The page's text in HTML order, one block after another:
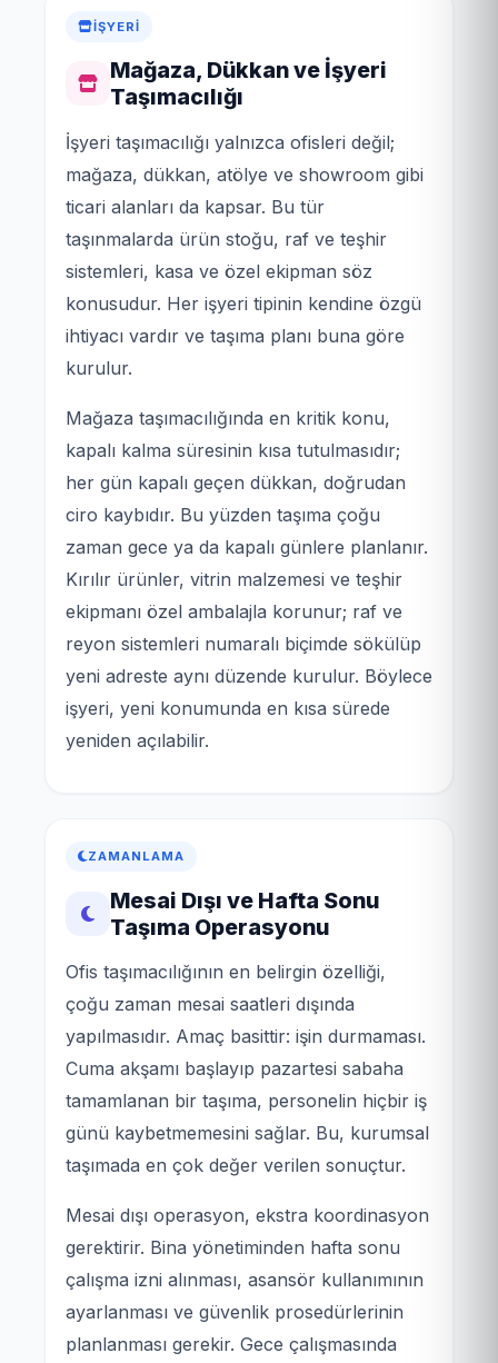
İŞYERI
Mağaza, Dükkan ve İşyeri
Taşımacılığı
İşyeri taşımacılığı yalnızca ofisleri değil;
mağaza, dükkan, atölye ve showroom gibi
ticari alanları da kapsar. Bu tür
taşınmalarda ürün stoğu, raf ve teşhir
sistemleri, kasa ve özel ekipman söz
konusudur. Her işyeri tipinin kendine özgü
ihtiyacı vardır ve taşıma planı buna göre
kurulur.
Mağaza taşımacılığında en kritik konu,
kapalı kalma süresinin kısa tutulmasıdır;
her gün kapalı geçen dükkan, doğrudan
ciro kaybıdır. Bu yüzden taşıma çoğu
zaman gece ya da kapalı günlere planlanır.
Kırılır ürünler, vitrin malzemesi ve teşhir
ekipmanı özel ambalajla korunur; raf ve
reyon sistemleri numaralı biçimde sökülüp
yeni adreste aynı düzende kurulur. Böylece
işyeri, yeni konumunda en kısa sürede
yeniden açılabilir.
ZAMANLAMA
Mesai Dışı ve Hafta Sonu
Taşıma Operasyonu
Ofis taşımacılığının en belirgin özelliği,
çoğu zaman mesai saatleri dışında
yapılmasıdır. Amaç basittir: işin durmaması.
Cuma akşamı başlayıp pazartesi sabaha
tamamlanan bir taşıma, personelin hiçbir iş
günü kaybetmemesini sağlar. Bu, kurumsal
taşımada en çok değer verilen sonuçtur.
Mesai dışı operasyon, ekstra koordinasyon
gerektirir. Bina yönetiminden hafta sonu
çalışma izni alınması, asansör kullanımının
ayarlanması ve güvenlik prosedürlerinin
planlanması gerekir. Gece çalışmasında